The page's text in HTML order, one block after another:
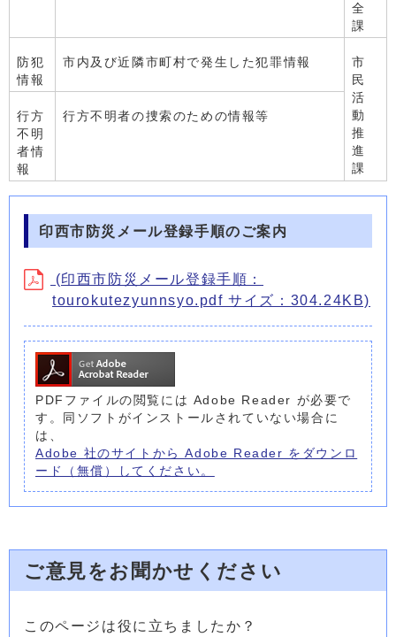
全
課
防犯
情報
市内及び近隣市町村で発生した犯罪情報
市
民
活
動
推
進
課
行方
不明
者情
報
行方不明者の捜索のための情報等
印西市防災メール登録手順のご案内
(印西市防災メール登録手順：
tourokutezyunnsyo.pdf サイズ：304.24KB)
PDFファイルの閲覧には Adobe Reader が必要で
す。同ソフトがインストールされていない場合に
は、
Adobe 社のサイトから Adobe Reader をダウンロ
ード（無償）してください。
ご意見をお聞かせください
このページは役に立ちましたか？